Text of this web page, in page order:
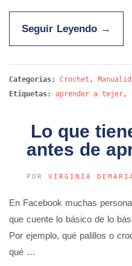
Seguir Leyendo →
Categorías: Crochet ,
Etiquetas:
aprender a tejer ,
Lo que
antes de
POR VIRGINIA
En Facebook muchas
que cuente lo básico de lo
Por ejemplo, qué palillos o
qué …